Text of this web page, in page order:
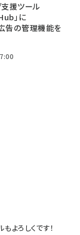
支援ツール
」に
告の管理機能を
よろしくです！